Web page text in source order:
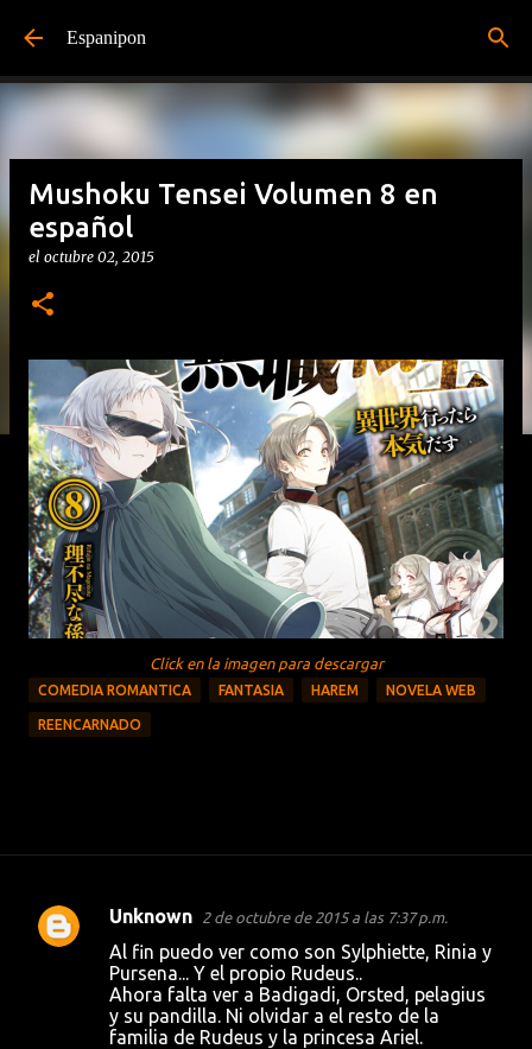
Espanipon
Mushoku Tensei Volumen 8 en
español
el octubre 02, 2015
Click en la imagen para descargar
COMEDIA ROMANTICA FANTASIA HAREM NOVELA WEB
REENCARNADO
C
Unknown 2 de octubre de 2015 a las 7:37 p.m.
Al fin puedo ver como son Sylphiette, Rinia y
Pursena... Y el propio Rudeus..
Ahora falta ver a Badigadi, Orsted, pelagius
y su pandilla. Ni olvidar a el resto de la
familia de Rudeus y la princesa Ariel.